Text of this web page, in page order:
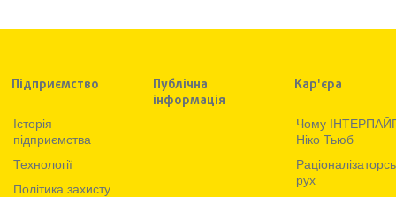
Підприємство
Iсторiя
підприємства
Технологiї
Політика захисту
Публічна
інформація
Кар'єра
Чому
Ніко Тьюб
рух